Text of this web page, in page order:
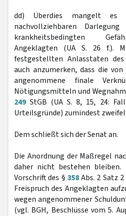
dd) Überdies mangelt es
nachvollziehbaren
krankheitsbedingten
Angeklagten (UA S. 26 f.).
festgestellten Anlasstaten
auch anzumerken, dass die
angenommene finale
Nötigungsmitteln und
249StGB (UA S. 8, 15, 24:
Urteilsgründe) zumindest
Dem schließt sich der Senat an.
Die Anordnung der Maßregel
daher nicht bestehen
Vorschrift des § 358Abs. 2 Satz
Freispruch des Angeklagten
wegen angenommener
(vgl. BGH, Beschlüsse vom 5.